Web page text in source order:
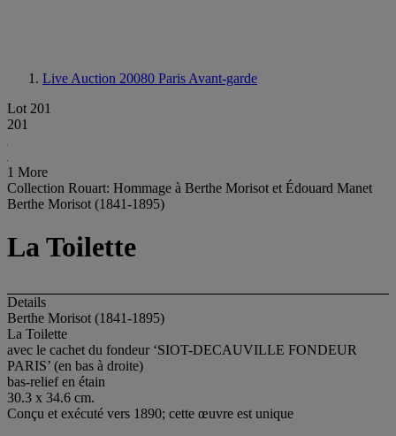
Live Auction 20080 Paris Avant-garde
Lot 201
201
1 More
Collection Rouart: Hommage à Berthe Morisot et Édouard Manet
Berthe Morisot (1841-1895)
La Toilette
Details
Berthe Morisot (1841-1895)
La Toilette
avec le cachet du fondeur ‘SIOT-DECAUVILLE FONDEUR
PARIS’ (en bas à droite)
bas-relief en étain
30.3 x 34.6 cm.
Conçu et exécuté vers 1890; cette œuvre est unique